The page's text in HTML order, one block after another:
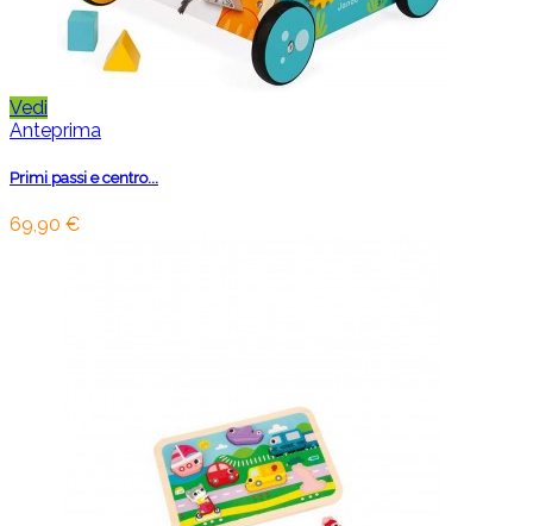
Vedi
Anteprima
Primi passi e centro...
69,90 €